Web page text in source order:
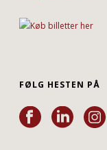
FØLG HESTEN PÅ